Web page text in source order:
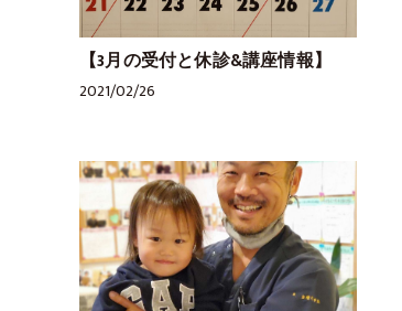
【3月の受付と休診&講座情報】
2021/02/26